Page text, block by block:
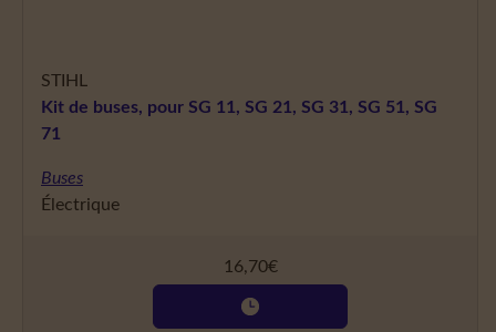
STIHL
Kit de buses, pour SG 11, SG 21, SG 31, SG 51, SG
71
Buses
Électrique
16,70€